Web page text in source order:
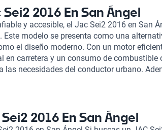
2016 En San Ángel
y accesible, el Jac Sei2 2016 en San
modelo se presenta como una
el diseño moderno. Con un motor
en carretera y un consumo de combustible
las necesidades del conductor urbano.
ofrece un interior espacioso y cómodo,
precio, lo que lo hace accesible para
de compra completamente en
2016 En San Ángel